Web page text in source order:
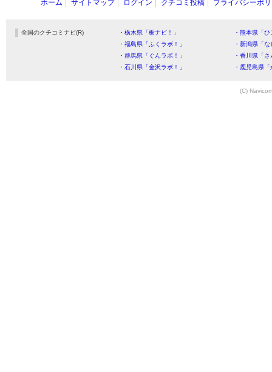
ホーム サイトマップ ログイン クチコミ投稿 プライバシーポ
全国のクチコミナビ(R) ・栃木県「栃ナビ！」
・熊本県「
・福島県「ふくラボ！」
・新潟県「
・群馬県「ぐんラボ！」
・香川県「
・石川県「金沢ラボ！」
・鹿児島県
(C)